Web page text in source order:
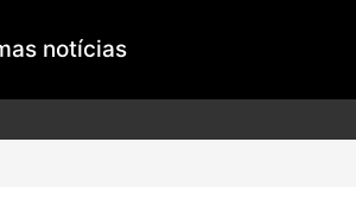
notícias